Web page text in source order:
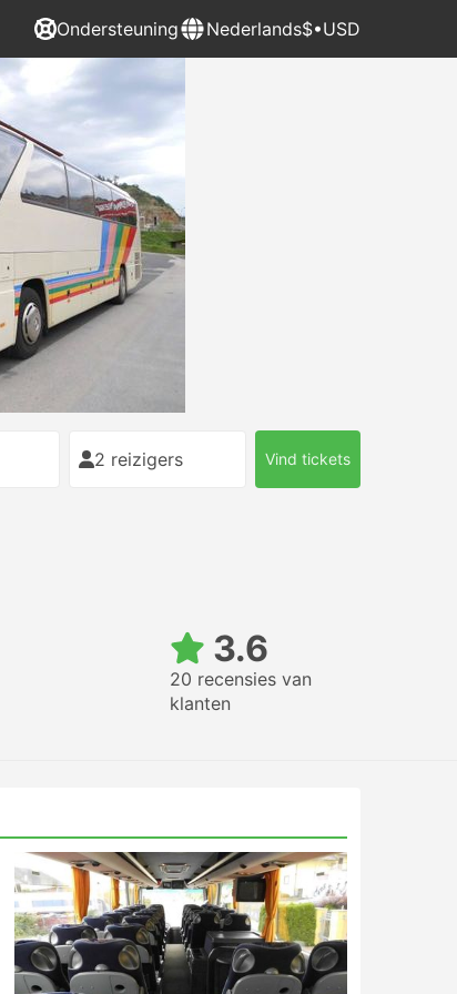
Ondersteuning Nederlands$•USD
2 reizigers Vind tickets
3.6
20 recensies van
klanten